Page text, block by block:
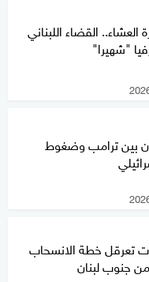
القضاء اللبناني
"شهيرا"
بين ترامب وضغوط
تعرقل خطة الانسحاب
من جنوب لبنان